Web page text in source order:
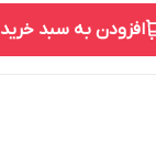
افزودن به سبد خرید